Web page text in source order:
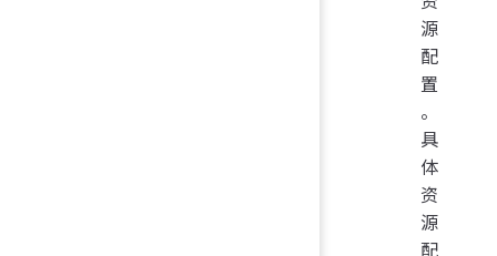
源
配
置
。
具
体
资
源
配